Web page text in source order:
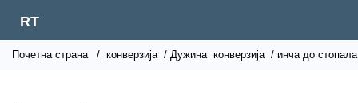
RT
Почетна страна / конверзија / Дужина конверзија / инча до стопала